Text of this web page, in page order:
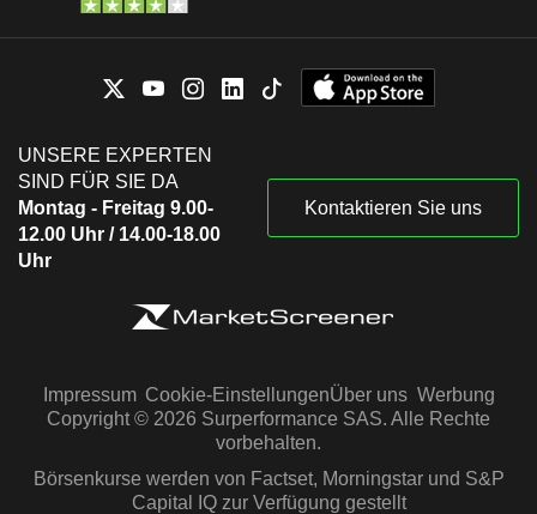
UNSERE EXPERTEN
SIND FÜR SIE DA
Montag - Freitag 9.00-
12.00 Uhr / 14.00-18.00
Uhr
Kontaktieren Sie uns
Impressum Cookie-EinstellungenÜber uns Werbung
Copyright © 2026 Surperformance SAS. Alle Rechte
vorbehalten.
Börsenkurse werden von Factset, Morningstar und S&P
Capital IQ zur Verfügung gestellt